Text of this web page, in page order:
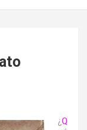
¿Q